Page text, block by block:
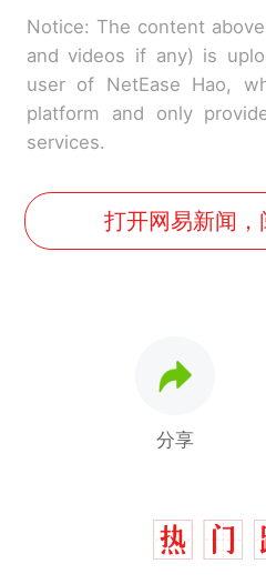
Notice: The content
and videos if any) is
user of NetEase Hao,
platform and only
services.
打开网易新闻
分享